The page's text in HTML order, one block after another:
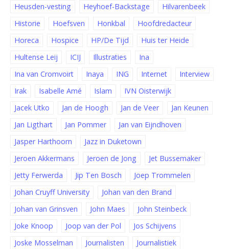
Heusden-vesting
Heyhoef-Backstage
Hilvarenbeek
Historie
Hoefsven Honkbal
Hoofdredacteur
Horeca
Hospice HP/De Tijd
Huis ter Heide
Hultense Leij
ICIJ Illustraties
Ina
Ina van Cromvoirt
Inaya ING Internet
Interview
Irak
Isabelle Amé Islam
IVN Oisterwijk
Jacek Utko
Jan de Hoogh Jan de Veer
Jan Keunen
Jan Ligthart
Jan Pommer
Jan van Eijndhoven
Jasper Harthoorn
Jazz in Duketown
Jeroen Akkermans
Jeroen de Jong
Jet Bussemaker
Jetty Ferwerda
Jip Ten Bosch
Joep Trommelen
Johan Cruyff University
Johan van den Brand
Johan van Grinsven
John Maes
John Steinbeck
Joke Knoop
Joop van der Pol
Jos Schijvens
Joske Mosselman
Journalisten Journalistiek